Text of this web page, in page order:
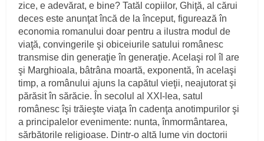
zice, e adevărat, e bine? Tatăl copiilor, Ghiţă, al cărui
deces este anunţat încă de la început, figurează în
economia romanului doar pentru a ilustra modul de
viaţă, convingerile şi obiceiurile satului românesc
transmise din generaţie în generaţie. Acelaşi rol îl are
şi Marghioala, bâtrâna moartă, exponentă, în acelaşi
timp, a românului ajuns la capătul vieţii, neajutorat şi
părăsit în sărăcie. În secolul al XXI-lea, satul
românesc îşi trăieşte viaţa în cadenţa anotimpurilor şi
a principalelor evenimente: nunta, înmormântarea,
sărbătorile religioase. Dintr-o altă lume vin doctorii